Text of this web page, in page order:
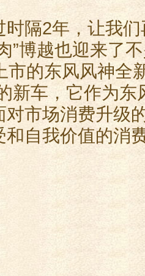
2年，让我们
”博越也迎来了
市的东风风神全
新车，它作为
对市场消费升级
和自我价值的消